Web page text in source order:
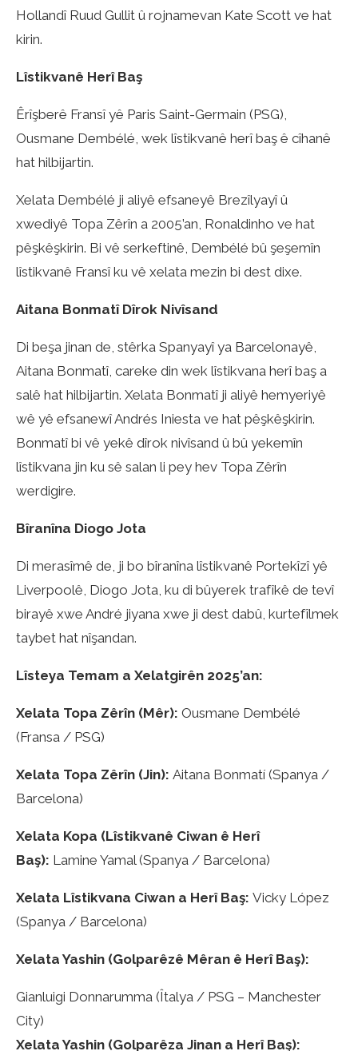
Hollandî Ruud Gullit û rojnamevan Kate Scott ve hat
kirin.
Lîstikvanê Herî Baş
Êrîşberê Fransî yê Paris Saint-Germain (PSG),
Ousmane Dembélé, wek lîstikvanê herî baş ê cîhanê
hat hilbijartin.
Xelata Dembélé ji aliyê efsaneyê Brezîlyayî û
xwediyê Topa Zêrîn a 2005’an, Ronaldinho ve hat
pêşkêşkirin. Bi vê serkeftinê, Dembélé bû şeşemîn
lîstikvanê Fransî ku vê xelata mezin bi dest dixe.
Aitana Bonmatî Dîrok Nivîsand
Di beşa jinan de, stêrka Spanyayî ya Barcelonayê,
Aitana Bonmatî, careke din wek lîstikvana herî baş a
salê hat hilbijartin. Xelata Bonmatî ji aliyê hemyeriyê
wê yê efsanewî Andrés Iniesta ve hat pêşkêşkirin.
Bonmatî bi vê yekê dîrok nivîsand û bû yekemîn
lîstikvana jin ku sê salan li pey hev Topa Zêrîn
werdigire.
Bîranîna Diogo Jota
Di merasîmê de, ji bo bîranîna lîstikvanê Portekîzî yê
Liverpoolê, Diogo Jota, ku di bûyerek trafîkê de tevî
birayê xwe André jiyana xwe ji dest dabû, kurtefîlmek
taybet hat nîşandan.
Lîsteya Temam a Xelatgirên 2025’an:
Xelata Topa Zêrîn (Mêr): Ousmane Dembélé
(Fransa / PSG)
Xelata Topa Zêrîn (Jin): Aitana Bonmatí (Spanya /
Barcelona)
Xelata Kopa (Lîstikvanê Ciwan ê Herî
Baş): Lamine Yamal (Spanya / Barcelona)
Xelata Lîstikvana Ciwan a Herî Baş: Vicky López
(Spanya / Barcelona)
Xelata Yashin (Golparêzê Mêran ê Herî Baş):
Gianluigi Donnarumma (Îtalya / PSG – Manchester
City)
Xelata Yashin (Golparêza Jinan a Herî Baş):